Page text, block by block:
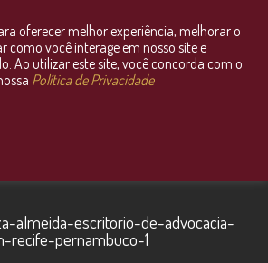
Consultoria Jurídica OnLine
almeida-escritorio-de-advocacia-
recife-pernambuco-1
oferecer melhor experiência, melhorar o
como você interage em nosso site e
Ao utilizar este site, você concorda com o
Política de Privacidade